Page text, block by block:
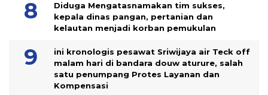
Diduga Mengatasnamakan tim sukses,
kepala dinas pangan, pertanian dan
kelautan menjadi korban pemukulan
ini kronologis pesawat Sriwijaya air Teck off
malam hari di bandara douw aturure, salah
satu penumpang Protes Layanan dan
Kompensasi